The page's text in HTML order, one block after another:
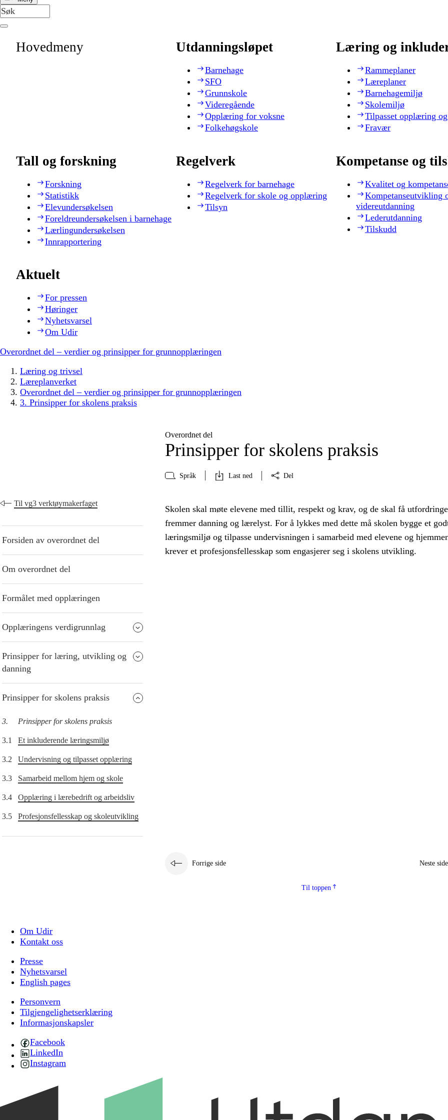
Hovedmeny Utdanningsløpet
Barnehage
SFO
Grunnskole
Videregående
Opplæring for voksne
Folkehøgskole
Læring og
Rammeplaner
Læreplaner
Barnehagemiljø
Skolemiljø
Tilpasset opplæring
Fravær
Tall og forskning
Forskning
Statistikk
Elevundersøkelsen
Foreldreundersøkelsen i barnehage
Lærlingundersøkelsen
Innrapportering
Regelverk
Regelverk for barnehage
Regelverk for skole og opplæring
Tilsyn
Kompetanse og
Kvalitet og
Kompetanseutvikling
videreutdanning
Lederutdanning
Tilskudd
Aktuelt
For pressen
Høringer
Nyhetsvarsel
Om Udir
Overordnet del – verdier og prinsipper for grunnopplæringen
Læring og trivsel
Læreplanverket
Overordnet del – verdier og prinsipper for grunnopplæringen
3. Prinsipper for skolens praksis
Overordnet del
Prinsipper for skolens praksis
Språk Last ned Del
Til vg3 verktøymakerfaget
Forsiden av overordnet del
Om overordnet del
Formålet med opplæringen
Opplæringens verdigrunnlag
Prinsipper for læring, utvikling og
danning
Prinsipper for skolens praksis
3. Prinsipper for skolens praksis
3.1 Et inkluderende læringsmiljø
3.2 Undervisning og tilpasset opplæring
3.3 Samarbeid mellom hjem og skole
3.4 Opplæring i lærebedrift og arbeidsliv
3.5 Profesjonsfellesskap og skoleutvikling
Skolen skal møte elevene med tillit, respekt og krav, og de skal få
fremmer danning og lærelyst. For å lykkes med dette må skolen bygge et
læringsmiljø og tilpasse undervisningen i samarbeid med elevene og
krever et profesjonsfellesskap som engasjerer seg i skolens utvikling.
Forrige side Neste side
Til toppen
Om Udir
Kontakt oss
Presse
Nyhetsvarsel
English pages
Personvern
Tilgjengelighetserklæring
Informasjonskapsler
Facebook
LinkedIn
Instagram